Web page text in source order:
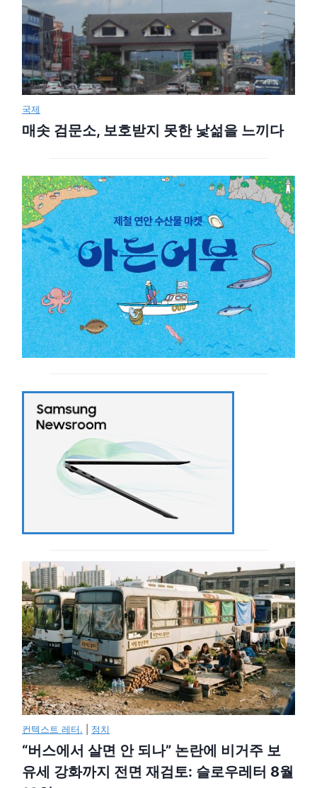
국제
매솟 검문소, 보호받지 못한 낯섦을 느끼다
컨텍스트 레터. 정치
“버스에서 살면 안 되나” 논란에 비거주 보
유세 강화까지 전면 재검토: 슬로우레터 8월